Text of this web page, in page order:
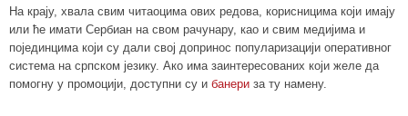
На крају, хвала свим читаоцима ових редова, корисницима који имају
или ће имати Сербиан на свом рачунару, као и свим медијима и
појединцима који су дали свој допринос популаризацији оперативног
система на српском језику. Ако има заинтересованих који желе да
помогну у промоцији, доступни су и банери за ту намену.